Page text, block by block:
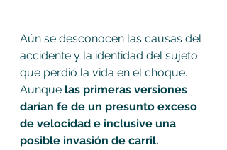
Aún se desconocen las causas del
accidente y la identidad del sujeto
que perdió la vida en el choque.
Aunque las primeras versiones
darían fe de un presunto exceso
de velocidad e inclusive una
posible invasión de carril.